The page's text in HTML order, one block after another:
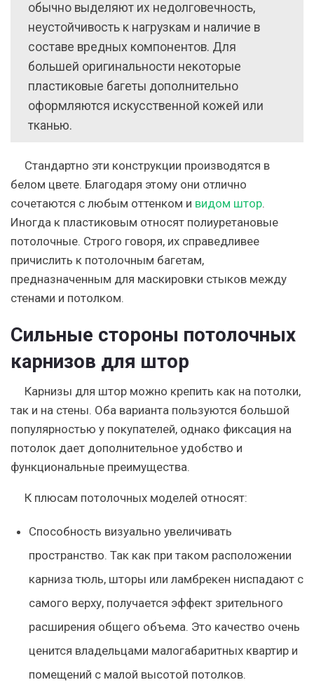
обычно выделяют их недолговечность,
неустойчивость к нагрузкам и наличие в
составе вредных компонентов. Для
большей оригинальности некоторые
пластиковые багеты дополнительно
оформляются искусственной кожей или
тканью.
Стандартно эти конструкции производятся в
белом цвете. Благодаря этому они отлично
сочетаются с любым оттенком и видом штор.
Иногда к пластиковым относят полиуретановые
потолочные. Строго говоря, их справедливее
причислить к потолочным багетам,
предназначенным для маскировки стыков между
стенами и потолком.
Сильные стороны потолочных
карнизов для штор
Карнизы для штор можно крепить как на потолки,
так и на стены. Оба варианта пользуются большой
популярностью у покупателей, однако фиксация на
потолок дает дополнительное удобство и
функциональные преимущества.
К плюсам потолочных моделей относят:
Способность визуально увеличивать
пространство. Так как при таком расположении
карниза тюль, шторы или ламбрекен ниспадают с
самого верху, получается эффект зрительного
расширения общего объема. Это качество очень
ценится владельцами малогабаритных квартир и
помещений с малой высотой потолков.